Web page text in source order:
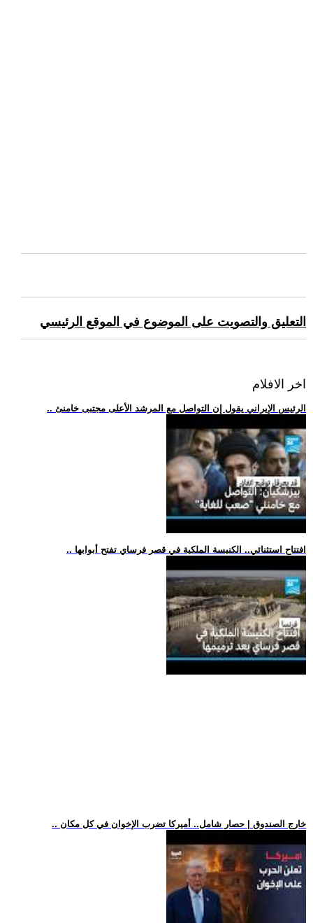
التعليق والتصويت على الموضوع في الموقع الرئيسي
اخر الافلام
.. الرئيس الإيراني يقول إن التواصل مع المرشد الأعلى مجتبى خامنئ
.. افتتاح استثنائي.. الكنيسة الملكية في قصر فرساي تفتح أبوابها
.. خارج الصندوق | حصار شامل.. أميركا تضرب الإخوان في كل مكان